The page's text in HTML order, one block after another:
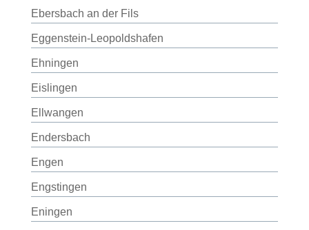
Ebersbach an der Fils
Eggenstein-Leopoldshafen
Ehningen
Eislingen
Ellwangen
Endersbach
Engen
Engstingen
Eningen